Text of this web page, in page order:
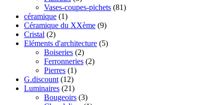
Vases-coupes-pichets (81)
céramique (1)
Céramique du XXème (9)
Cristal (2)
Eléments d'architecture (5)
Boiseries (2)
Ferronneries (2)
Pierres (1)
G.discount (12)
Luminaires (21)
Bougeoirs (3)